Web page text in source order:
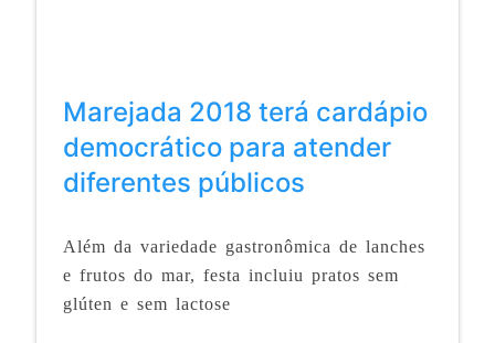
Marejada 2018 terá cardápio
democrático para atender
diferentes públicos
Além da variedade gastronômica de lanches
e frutos do mar, festa incluiu pratos sem
glúten e sem lactose